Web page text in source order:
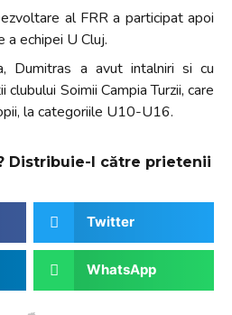
al FRR a participat apoi
a echipei U Cluj.
Dumitras a avut intalniri si cu
Soimii Campia Turzii, care
la categoriile U10-U16.
Distribuie-l către prietenii
Twitter
WhatsApp